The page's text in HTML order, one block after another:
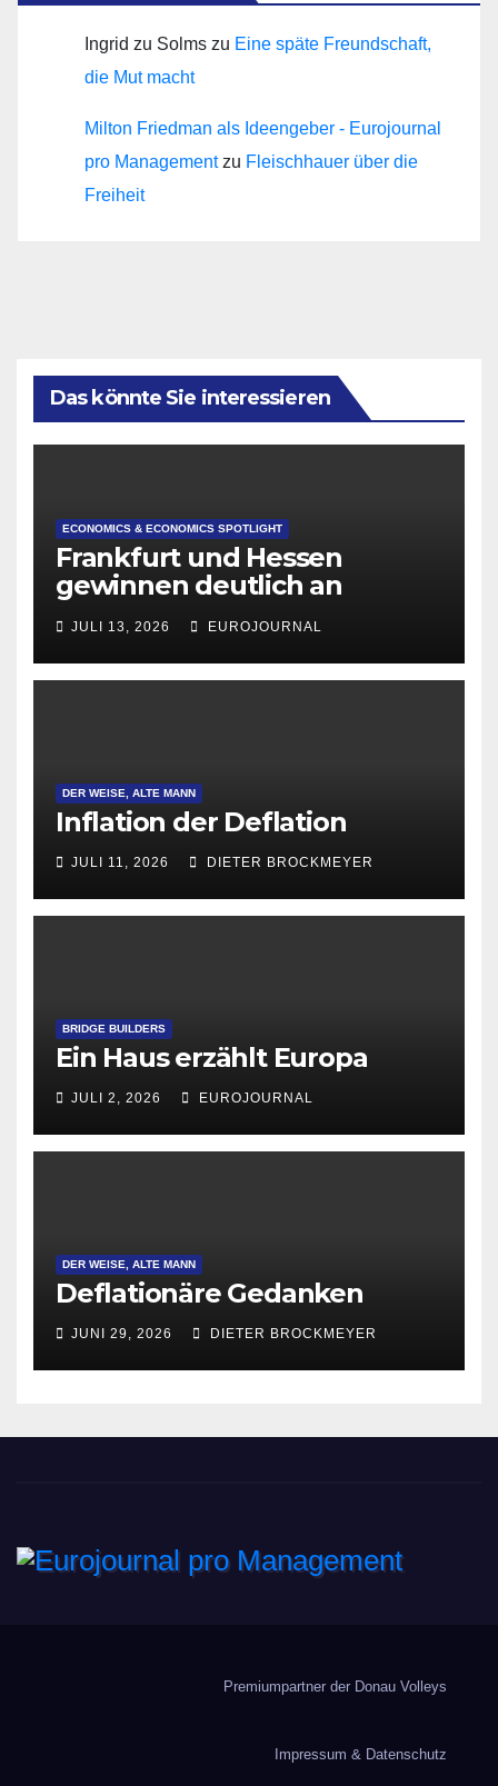
Ingrid zu Solms zu Eine späte Freundschaft,
die Mut macht
Milton Friedman als Ideengeber - Eurojournal
pro Managementzu Fleischhauer über die
Freiheit
Das könnte Sie interessieren
ECONOMICS & ECONOMICS SPOTLIGHT
Frankfurt und Hessen
gewinnen deutlich an
Attraktivität für Startup-
Gründungen
JULI 13, 2026 EUROJOURNAL
DER WEISE, ALTE MANN
Inflation der Deflation
JULI 11, 2026 DIETER BROCKMEYER
BRIDGE BUILDERS
Ein Haus erzählt Europa
JULI 2, 2026 EUROJOURNAL
DER WEISE, ALTE MANN
Deflationäre Gedanken
JUNI 29, 2026 DIETER BROCKMEYER
Premiumpartner der Donau Volleys
Impressum & Datenschutz